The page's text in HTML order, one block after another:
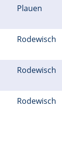
Plauen
Rodewisch
Rodewisch
Rodewisch